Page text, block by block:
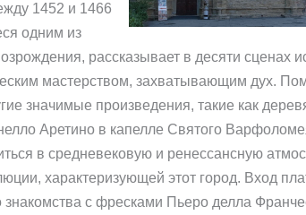
1452 и 1466
одним из
рассказывает в десяти сценах
мастерством, захватывающим дух.
значимые произведения, такие как
Аретино в капелле Святого
в средневековую и ренессансную
характеризующей этот город. Вход
знакомства с фресками Пьеро делла